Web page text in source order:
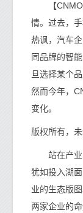
【CNMO
情。过去，
热讽，汽车
同品牌的智
旦选择某个
然而今年，
变化。
版权所有，
站在产业
犹如投入湖
业的生态版
两家企业的